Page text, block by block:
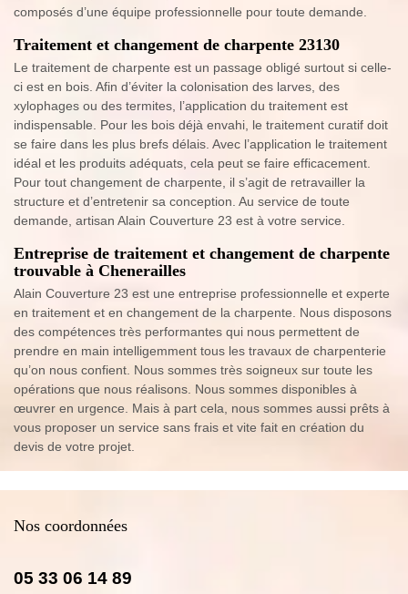
composés d’une équipe professionnelle pour toute demande.
Traitement et changement de charpente 23130
Le traitement de charpente est un passage obligé surtout si celle-
ci est en bois. Afin d’éviter la colonisation des larves, des
xylophages ou des termites, l’application du traitement est
indispensable. Pour les bois déjà envahi, le traitement curatif doit
se faire dans les plus brefs délais. Avec l’application le traitement
idéal et les produits adéquats, cela peut se faire efficacement.
Pour tout changement de charpente, il s’agit de retravailler la
structure et d’entretenir sa conception. Au service de toute
demande, artisan Alain Couverture 23 est à votre service.
Entreprise de traitement et changement de charpente
trouvable à Chenerailles
Alain Couverture 23 est une entreprise professionnelle et experte
en traitement et en changement de la charpente. Nous disposons
des compétences très performantes qui nous permettent de
prendre en main intelligemment tous les travaux de charpenterie
qu’on nous confient. Nous sommes très soigneux sur toute les
opérations que nous réalisons. Nous sommes disponibles à
œuvrer en urgence. Mais à part cela, nous sommes aussi prêts à
vous proposer un service sans frais et vite fait en création du
devis de votre projet.
Nos coordonnées
05 33 06 14 89